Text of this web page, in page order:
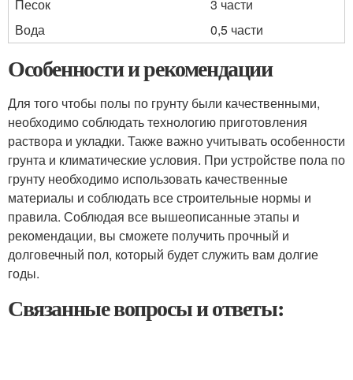
Песок
3 части
Вода
0,5 части
Особенности и рекомендации
Для того чтобы полы по грунту были качественными,
необходимо соблюдать технологию приготовления
раствора и укладки. Также важно учитывать особенности
грунта и климатические условия. При устройстве пола по
грунту необходимо использовать качественные
материалы и соблюдать все строительные нормы и
правила. Соблюдая все вышеописанные этапы и
рекомендации, вы сможете получить прочный и
долговечный пол, который будет служить вам долгие
годы.
Связанные вопросы и ответы: